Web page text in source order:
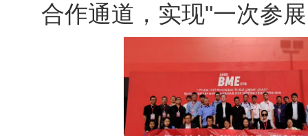
合作通道，实现"一次参